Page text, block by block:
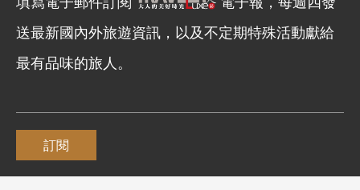
送最新國內外旅遊資訊，以及不定期特殊活動獻給
最有品味的旅人。
訂閱